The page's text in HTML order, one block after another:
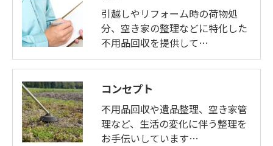
引越しやリフォーム時の荷物処
分、空き家の整理などに特化した
不用品回収を提供して…
コンセプト
不用品回収や遺品整理、空き家管
理など、生活の変化に伴う整理を
お手伝いしています…